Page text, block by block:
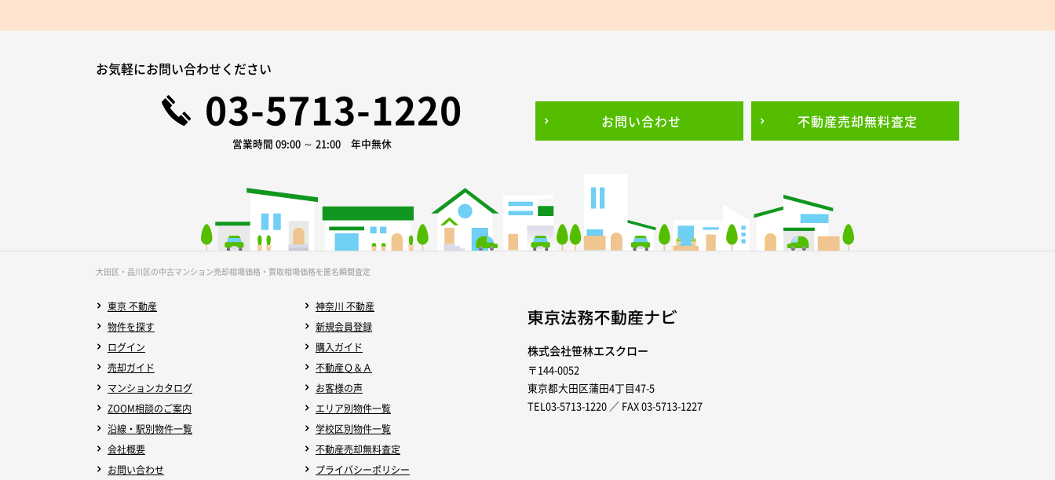
お気軽にお問い合わせください
03-5713-1220
営業時間 09:00 ～ 21:00 年中無休
お問い合わせ 不動産売却無料査定
大田区・品川区の中古マンション売却相場価格・買取相場価格を匿名瞬間査定
東京 不動産
神奈川 不動産
物件を探す
新規会員登録
ログイン
購入ガイド
売却ガイド
不動産Ｑ＆Ａ
マンションカタログ
お客様の声
ZOOM相談のご案内
エリア別物件一覧
沿線・駅別物件一覧
学校区別物件一覧
会社概要
不動産売却無料査定
お問い合わせ
プライバシーポリシー
株式会社笹林エスクロー
〒144-0052
東京都大田区蒲田4丁目47-5
TEL03-5713-1220 ／ FAX 03-5713-1227